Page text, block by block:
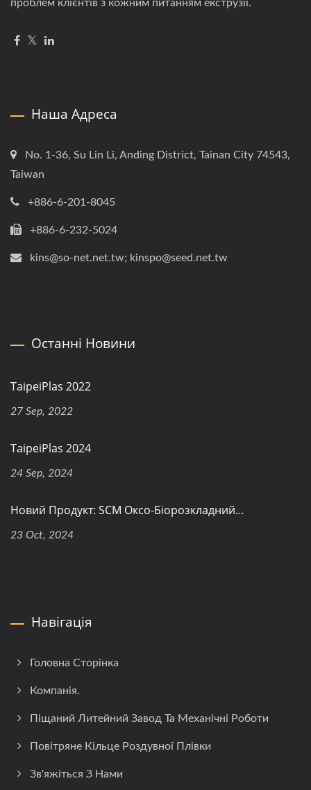
проблем клієнтів з кожним питанням екструзії.
Наша Адреса
No. 1-36, Su Lin Li, Anding District, Tainan City 74543,
Taiwan
+886-6-201-8045
+886-6-232-5024
kins@so-net.net.tw; kinspo@seed.net.tw
Останні Новини
TaipeiPlas 2022
27 Sep, 2022
TaipeiPlas 2024
24 Sep, 2024
Новий Продукт: SCM Оксо-Біорозкладний...
23 Oct, 2024
Навігація
Головна Сторінка
Компанія.
Піщаний Литейний Завод Та Механічні Роботи
Повітряне Кільце Роздувної Плівки
Зв'яжіться З Нами